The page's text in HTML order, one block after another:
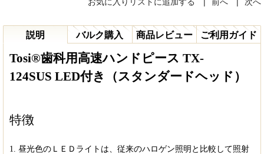
説明 バルク購入 商品レビュー ご利用ガイド
Tosi®歯科用高速ハンドピース TX-
124SUS LED付き（スタンダードヘッド ）
特徴
1. 昼光色のＬＥＤライトは、従来のハロゲン照明と比較して照射